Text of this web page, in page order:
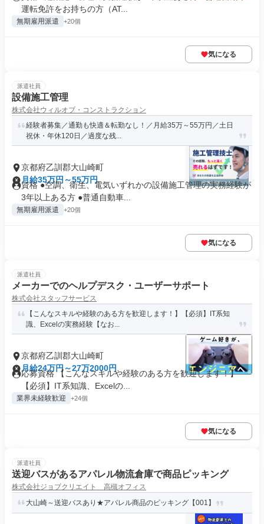
運転免許をお持ちの方（AT...
無期雇用派遣 +20個
気になる
派遣社員
設備施工管理
株式会社ウィルオブ・コンストラクション
経験者募集／通勤も快適＆転勤なし！／月給35万～55万円／土日
祝休・年休120日／過度な残...
京都府乙訓郡大山崎町
月給35万円～55万円
資格 ●空調、衛生、電気いずれかの設備施工管理の実務経験が
3年以上ある方 ●普通自動車...
無期雇用派遣 +20個
気になる
派遣社員
メーカーでのヘルプデスク・ユーザーサポート
株式会社スタッフサービス
【こんなスキルや経験のある方を歓迎します！】【必須】IT系知
識、Excelの実務経験【なお...
京都府乙訓郡大山崎町
月給24万円～27万2000円
応募資格 【こんなスキルや経験のある方を歓迎します！】
【必須】IT系知識、Excelの...
業界未経験歓迎 +24個
気になる
派遣社員
送迎バスがあるアパレル物流倉庫で商品ピッキング
株式会社ジョブクリエイト 高槻オフィス
大山崎～送迎バスあり★アパレル商品のピッキング【001】